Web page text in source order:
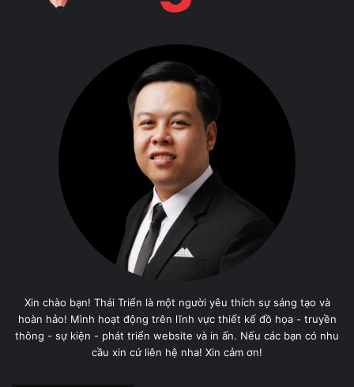
Xin chào bạn! Thái Triển là một người yêu thích sự sáng tạo và
hoàn hảo! Mình hoạt động trên lĩnh vực thiết kế đồ họa - truyền
thông - sự kiện - phát triển website và in ấn. Nếu các bạn có nhu
cầu xin cứ liên hệ nha! Xin cảm ơn!